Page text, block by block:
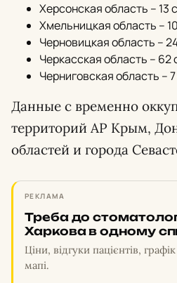
Херсонская область – 13
Хмельницкая область –
Черновицкая область –
Черкасская область – 62
Черниговская область –
Данные с временно
территорий АР Крым,
областей и города
РЕКЛАМА
Треба до
Харкова в одному
Ціни, відгуки пацієнтів,
мапі.